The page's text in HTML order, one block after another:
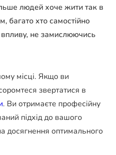
людей хоче жити так в
багато хто самостійно
не замислюючись
місці. Якщо ви
звертатися в
. Ви отримаєте професійну
підхід до вашого
досягнення оптимального